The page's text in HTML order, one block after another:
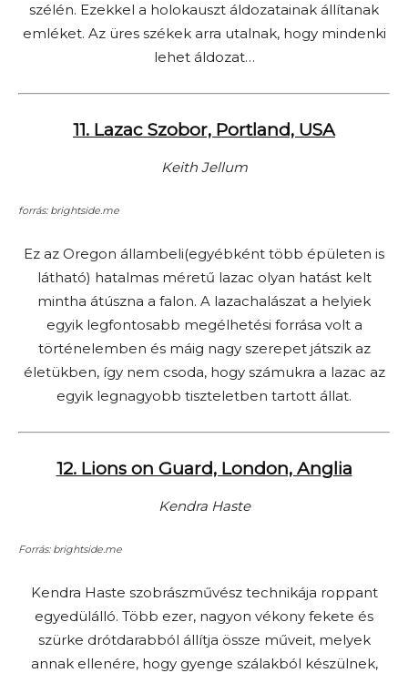
szélén. Ezekkel a holokauszt áldozatainak állítanak
emléket. Az üres székek arra utalnak, hogy mindenki
lehet áldozat…
11. Lazac Szobor, Portland, USA
Keith Jellum
forrás: brightside.me
Ez az Oregon állambeli(egyébként több épületen is
látható) hatalmas méretű lazac olyan hatást kelt
mintha átúszna a falon. A lazachalászat a helyiek
egyik legfontosabb megélhetési forrása volt a
történelemben és máig nagy szerepet játszik az
életükben, így nem csoda, hogy számukra a lazac az
egyik legnagyobb tiszteletben tartott állat.
12. Lions on Guard, London, Anglia
Kendra Haste
Forrás: brightside.me
Kendra Haste szobrászművész technikája roppant
egyedülálló. Több ezer, nagyon vékony fekete és
szürke drótdarabból állítja össze műveit, melyek
annak ellenére, hogy gyenge szálakból készülnek,